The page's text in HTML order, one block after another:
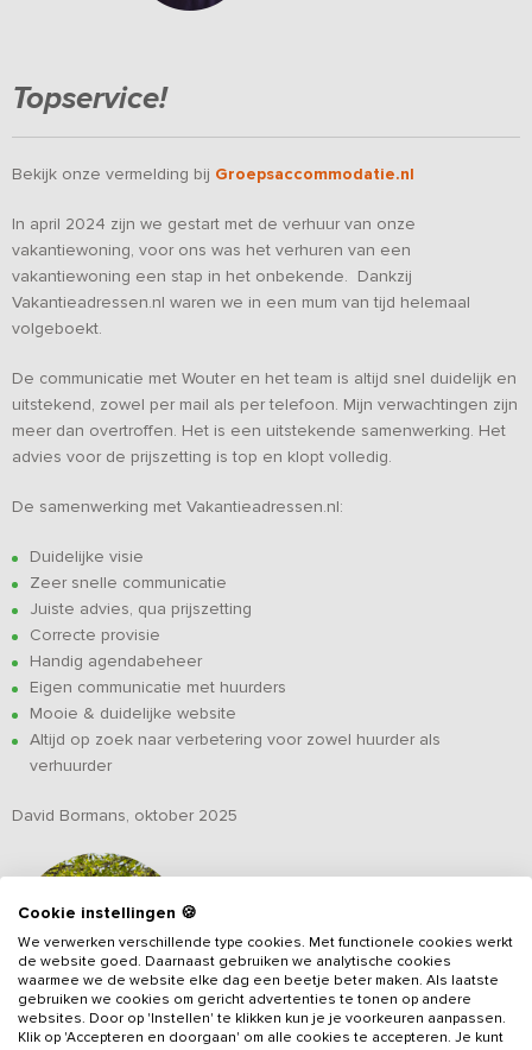
Topservice!
Bekijk onze vermelding bij Groepsaccommodatie.nl
In april 2024 zijn we gestart met de verhuur van onze
vakantiewoning, voor ons was het verhuren van een
vakantiewoning een stap in het onbekende. Dankzij
Vakantieadressen.nl waren we in een mum van tijd helemaal
volgeboekt.
De communicatie met Wouter en het team is altijd snel duidelijk en
uitstekend, zowel per mail als per telefoon. Mijn verwachtingen zijn
meer dan overtroffen. Het is een uitstekende samenwerking. Het
advies voor de prijszetting is top en klopt volledig.
De samenwerking met Vakantieadressen.nl:
Duidelijke visie
Zeer snelle communicatie
Juiste advies, qua prijszetting
Correcte provisie
Handig agendabeheer
Eigen communicatie met huurders
Mooie & duidelijke website
Altijd op zoek naar verbetering voor zowel huurder als
verhuurder
David Bormans, oktober 2025
Cookie instellingen 🍪
We verwerken verschillende type cookies. Met functionele cookies werkt
de website goed. Daarnaast gebruiken we analytische cookies
waarmee we de website elke dag een beetje beter maken. Als laatste
gebruiken we cookies om gericht advertenties te tonen op andere
websites. Door op 'Instellen' te klikken kun je je voorkeuren aanpassen.
Klik op 'Accepteren en doorgaan' om alle cookies te accepteren. Je kunt